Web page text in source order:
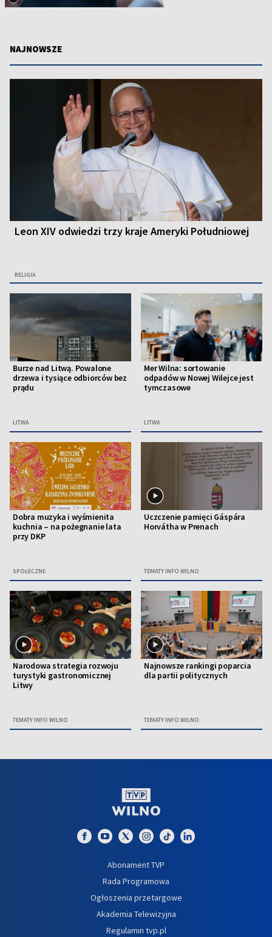
NAJNOWSZE
Leon XIV odwiedzi trzy kraje Ameryki Południowej
RELIGIA
Burze nad Litwą. Powalone
drzewa i tysiące odbiorców bez
prądu
LITWA
Mer Wilna: sortowanie
odpadów w Nowej Wilejce jest
tymczasowe
LITWA
Dobra muzyka i wyśmienita
kuchnia – na pożegnanie lata
przy DKP
SPOŁECZNE
Uczczenie pamięci Gáspára
Horvátha w Prenach
TEMATY INFO WILNO
Narodowa strategia rozwoju
turystyki gastronomicznej
Litwy
TEMATY INFO WILNO
Najnowsze rankingi poparcia
dla partii politycznych
TEMATY INFO WILNO
Abonament TVP
Rada Programowa
Ogłoszenia przetargowe
Akademia Telewizyjna
Regulamin tvp.pl